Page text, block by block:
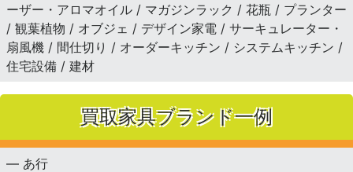
ーザー・アロマオイル / マガジンラック / 花瓶 / プランター
/ 観葉植物 / オブジェ / デザイン家電 / サーキュレーター・
扇風機 / 間仕切り / オーダーキッチン / システムキッチン /
住宅設備 / 建材
買取家具ブランド一例
— あ行